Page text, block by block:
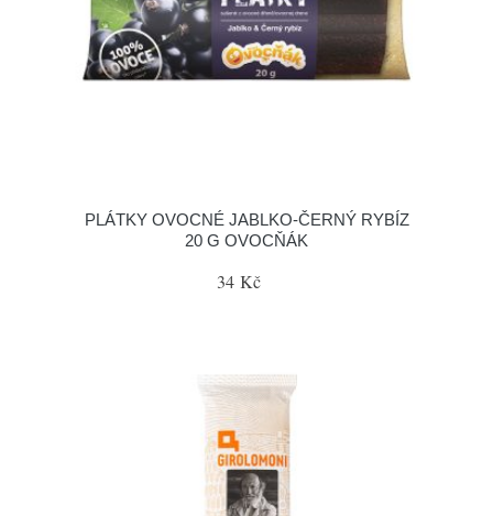
PLÁTKY OVOCNÉ JABLKO-ČERNÝ RYBÍZ
20 G OVOCŇÁK
34 Kč